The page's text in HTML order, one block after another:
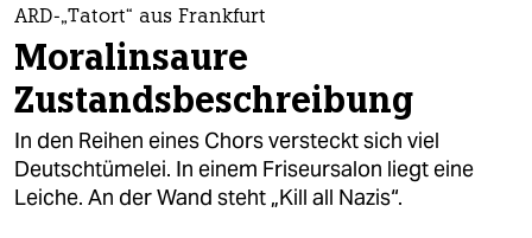
themen
politik
öko
gesellschaft
ARD-„Tatort“ aus Frankfurt
Moralinsaure
Zustandsbeschreibung
In den Reihen eines Chors versteckt sich viel
Deutschtümelei. In einem Friseursalon liegt eine
Leiche. An der Wand steht „Kill all Nazis“.